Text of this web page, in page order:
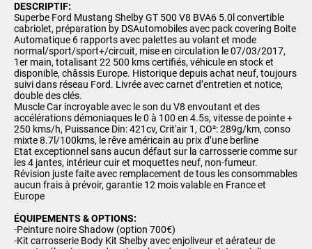
DESCRIPTIF:
Superbe Ford Mustang Shelby GT 500 V8 BVA6 5.0l convertible
cabriolet, préparation by DSAutomobiles avec pack covering Boite
Automatique 6 rapports avec palettes au volant et mode
normal/sport/sport+/circuit, mise en circulation le 07/03/2017,
1er main, totalisant 22 500 kms certifiés, véhicule en stock et
disponible, châssis Europe. Historique depuis achat neuf, toujours
suivi dans réseau Ford. Livrée avec carnet d’entretien et notice,
double des clés.
Muscle Car incroyable avec le son du V8 envoutant et des
accélérations démoniaques le 0 à 100 en 4.5s, vitesse de pointe +
250 kms/h, Puissance Din: 421cv, Crit'air 1, CO²: 289g/km, conso
mixte 8.7l/100kms, le rêve américain au prix d’une berline
Etat exceptionnel sans aucun défaut sur la carrosserie comme sur
les 4 jantes, intérieur cuir et moquettes neuf, non-fumeur.
Révision juste faite avec remplacement de tous les consommables
aucun frais à prévoir, garantie 12 mois valable en France et
Europe
ÉQUIPEMENTS & OPTIONS:
-Peinture noire Shadow (option 700€)
-Kit carrosserie Body Kit Shelby avec enjoliveur et aérateur de